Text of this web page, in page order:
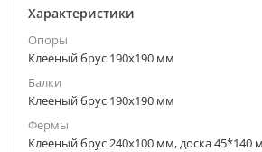
Характеристики
Опоры
Клееный брус 190х190 мм
Балки
Клееный брус 190х190 мм
Фермы
Клееный брус 240х100 мм, доска 45*140